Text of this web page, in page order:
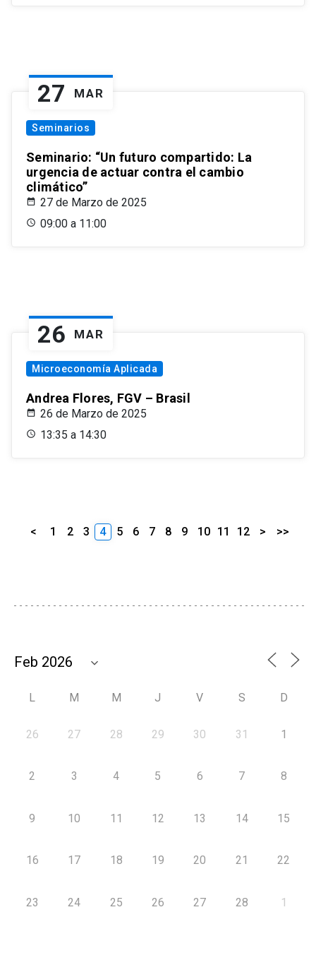
27 MAR
Seminarios
Seminario: “Un futuro compartido: La
urgencia de actuar contra el cambio
climático”
27 de Marzo de 2025
09:00 a 11:00
26 MAR
Microeconomía Aplicada
Andrea Flores, FGV – Brasil
26 de Marzo de 2025
13:35 a 14:30
< 1 2 3 4 5 6 7 8 9 10 11 12 > >>
L M M J V S D
26 27 28 29 30 31 1
2 3 4 5 6 7 8
9 10 11 12 13 14 15
16 17 18 19 20 21 22
23 24 25 26 27 28 1